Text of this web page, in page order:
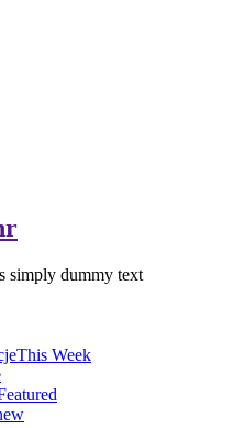
simply dummy text
This Week